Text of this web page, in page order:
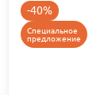
-40%
Специальное
предложение